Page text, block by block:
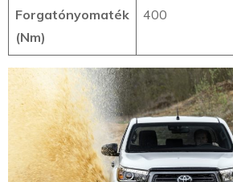
Forgatónyomaték
(Nm)
400